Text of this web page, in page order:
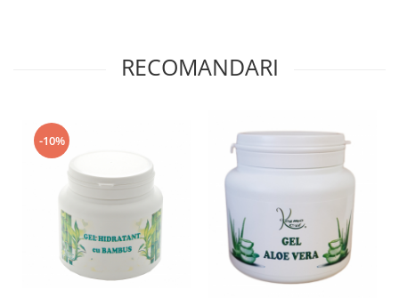
RECOMANDARI
-10%